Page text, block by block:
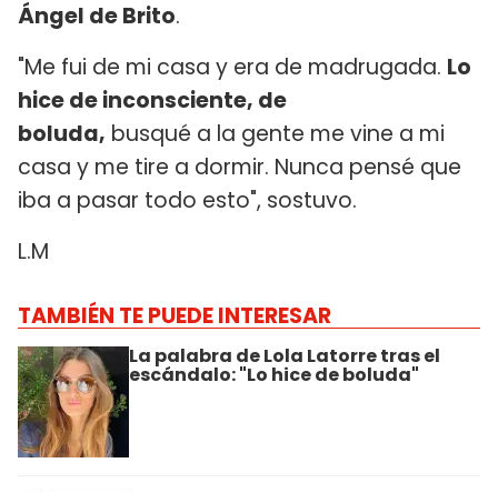
Ángel de Brito.
"Me fui de mi casa y era de madrugada. Lo
hice de inconsciente, de
boluda, busqué a la gente me vine a mi
casa y me tire a dormir. Nunca pensé que
iba a pasar todo esto", sostuvo.
L.M
TAMBIÉN TE PUEDE INTERESAR
La palabra de Lola Latorre tras el
escándalo: "Lo hice de boluda"